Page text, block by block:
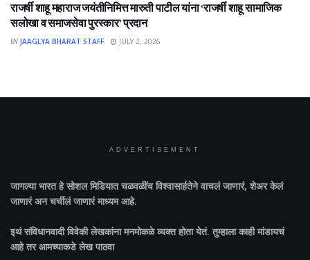
राजर्षी शाहू महाराज जयंतीनिमित्त मारुती पाटील यांना ‘राजर्षी शाहू सामाजिक
सलोखा व समाजसेवा पुरस्कार’ प्रदान
BY JAAGLYA BHARAT STAFF JULY 2, 2026
ADVERTISEMENT
जागल्या भारतहे सोशल मिडियात चळवळींच विश्वासार्हतेने वाचलं जाणारं, शेअर केलं
जाणारं अन चर्चीलं जाणारं माध्यम आहे.
इथं संविधानवादी विवेकी लेखकांना मनमोकळे व्यक्त होता येतं. तुम्हाला काही मांडायचं
आहे तर आमच्याकडे लेख पाठवा